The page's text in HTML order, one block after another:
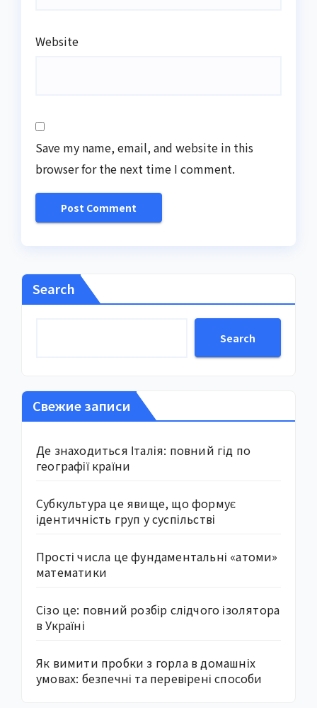
Website
Save my name, email, and website in this
browser for the next time I comment.
Search
Search
Свежие записи
Де знаходиться Італія: повний гід по
географії країни
Субкультура це явище, що формує
ідентичність груп у суспільстві
Прості числа це фундаментальні «атоми»
математики
Сізо це: повний розбір слідчого ізолятора
в Україні
Як вимити пробки з горла в домашніх
умовах: безпечні та перевірені способи